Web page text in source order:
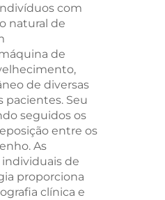
com
natural de
de
de diversas
pacientes. Seu
seguidos os
entre os
As
de
proporciona
clínica e